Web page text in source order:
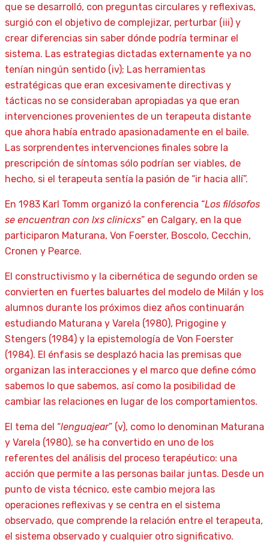
que se desarrolló, con preguntas circulares y reflexivas,
surgió con el objetivo de complejizar, perturbar (iii) y
crear diferencias sin saber dónde podría terminar el
sistema. Las estrategias dictadas externamente ya no
tenían ningún sentido (iv); Las herramientas
estratégicas que eran excesivamente directivas y
tácticas no se consideraban apropiadas ya que eran
intervenciones provenientes de un terapeuta distante
que ahora había entrado apasionadamente en el baile.
Las sorprendentes intervenciones finales sobre la
prescripción de síntomas sólo podrían ser viables, de
hecho, si el terapeuta sentía la pasión de “ir hacia allí”.
En 1983 Karl Tomm organizó la conferencia “Los filósofos
se encuentran con lxs clinicxs” en Calgary, en la que
participaron Maturana, Von Foerster, Boscolo, Cecchin,
Cronen y Pearce.
El constructivismo y la cibernética de segundo orden se
convierten en fuertes baluartes del modelo de Milán y los
alumnos durante los próximos diez años continuarán
estudiando Maturana y Varela (1980), Prigogine y
Stengers (1984) y la epistemología de Von Foerster
(1984). El énfasis se desplazó hacia las premisas que
organizan las interacciones y el marco que define cómo
sabemos lo que sabemos, así como la posibilidad de
cambiar las relaciones en lugar de los comportamientos.
El tema del “lenguajear” (v), como lo denominan Maturana
y Varela (1980), se ha convertido en uno de los
referentes del análisis del proceso terapéutico: una
acción que permite a las personas bailar juntas. Desde un
punto de vista técnico, este cambio mejora las
operaciones reflexivas y se centra en el sistema
observado, que comprende la relación entre el terapeuta,
el sistema observado y cualquier otro significativo.